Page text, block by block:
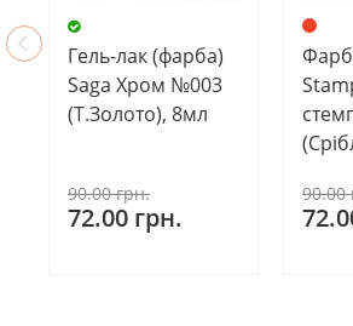
Гель-лак (фарба)
Saga Хром №003
(Т.Золото), 8мл
90.00 грн.
72.00 грн.
90.00